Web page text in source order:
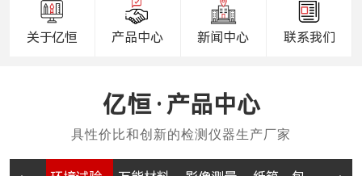
关于亿恒 产品中心 新闻中心 联系我们
产品中心